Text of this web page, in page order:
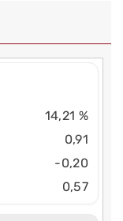
14,21 %
0,91
-0,20
0,57